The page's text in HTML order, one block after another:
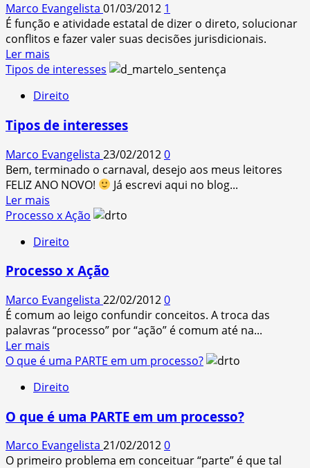
Marco Evangelista 01/03/2012 1
É função e atividade estatal de dizer o direto, solucionar
conflitos e fazer valer suas decisões jurisdicionais.
Ler mais
more
JURISDIÇÃO
Tipos de interesses
Direito
Tipos de interesses
Marco Evangelista 23/02/20120
Bem, terminado o carnaval, desejo aos meus leitores
FELIZ ANO NOVO!
Já escrevi aqui no blog...
Ler mais
more
Tipos
interesses
Processo x Ação
Direito
Processo x Ação
Marco Evangelista 22/02/20120
É comum ao leigo confundir conceitos. A troca das
palavras “processo” por “ação” é comum até na...
Ler mais
more
Processo
Ação
O que é uma PARTE em um processo?
Direito
O que é uma PARTE em um processo?
Marco Evangelista 21/02/20120
O primeiro problema em conceituar “parte” é que tal